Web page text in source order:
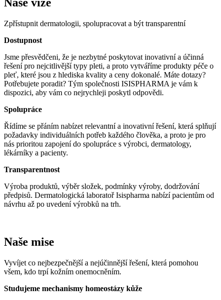
Zpřístupnit dermatologii, spolupracovat a být transparentní
Dostupnost
Jsme přesvědčeni, že je nezbytné poskytovat inovativní a účinná
řešení pro nejcitlivější typy pleti, a proto vytváříme produkty péče o
pleť, které jsou z hlediska kvality a ceny dokonalé. Máte dotazy?
Potřebujete poradit? Tým společnosti ISISPHARMA je vám k
dispozici, aby vám co nejrychleji poskytl odpovědi.
Spolupráce
Řídíme se přáním nabízet relevantní a inovativní řešení, která splňují
požadavky individuálních potřeb každého člověka, a proto je pro
nás prioritou zapojení do spolupráce s výrobci, dermatology,
lékárníky a pacienty.
Transparentnost
Výroba produktů, výběr složek, podmínky výroby, dodržování
předpisů. Dermatologická laboratoř Isispharma nabízí pacientům od
návrhu až po uvedení výrobků na trh.
Naše mise
Vyvíjet co nejbezpečnější a nejúčinnější řešení, která pomohou
všem, kdo trpí kožním onemocněním.
Studujeme mechanismy homeostázy kůže